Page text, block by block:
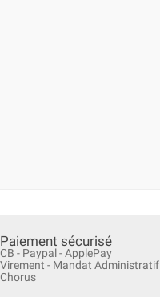
Paiement sécurisé
CB - Paypal - ApplePay
Virement - Mandat Administratif
Chorus